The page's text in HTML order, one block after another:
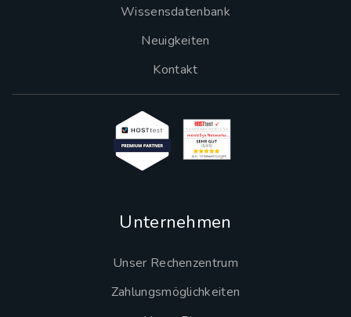
Wissensdatenbank
Neuigkeiten
Kontakt
Unternehmen
Unser Rechenzentrum
Zahlungsmöglichkeiten